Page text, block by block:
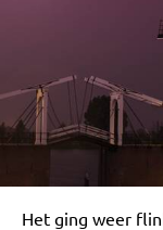
Het ging weer